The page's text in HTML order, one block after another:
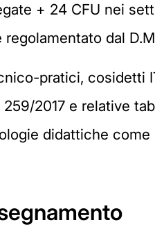
+ 24 CFU nei
dal
pratici, cosidetti
2017 e relative
didattiche come